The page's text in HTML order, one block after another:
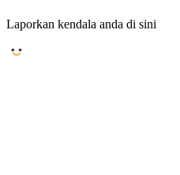
Laporkan kendala anda di sini